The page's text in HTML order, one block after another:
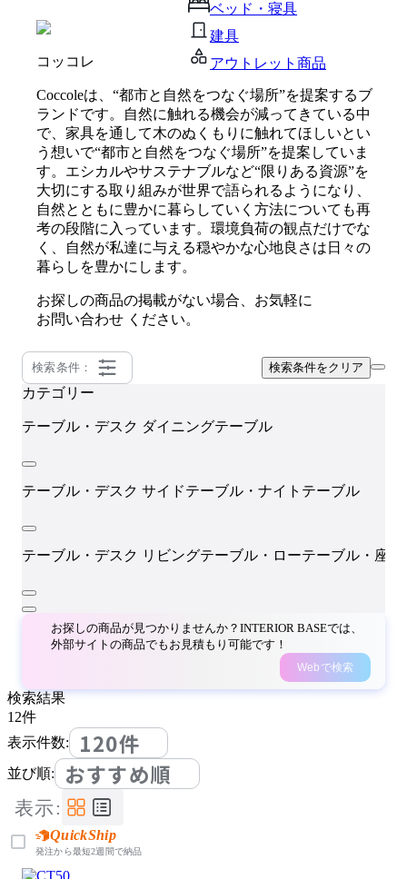
ベッド・寝具
建具
アウトレット商品
コッコレ
Coccoleは、“都市と自然をつなぐ場所”を提案するブ
ランドです。自然に触れる機会が減ってきている中
で、家具を通して木のぬくもりに触れてほしいとい
う想いで“都市と自然をつなぐ場所”を提案していま
す。エシカルやサステナブルなど“限りある資源”を
大切にする取り組みが世界で語られるようになり、
自然とともに豊かに暮らしていく方法についても再
考の段階に入っています。環境負荷の観点だけでな
く、自然が私達に与える穏やかな心地良さは日々の
暮らしを豊かにします。
お探しの商品の掲載がない場合、お気軽に
お問い合わせ ください。
検索条件： 検索条件をクリア
カテゴリー
テーブル・デスク ダイニングテーブル
テーブル・デスク サイドテーブル・ナイトテーブル
テーブル・デスク リビングテーブル・ローテーブル・座卓
お探しの商品が見つかりませんか？INTERIOR BASEでは、
外部サイトの商品でもお見積もり可能です！
Webで検索
検索結果
12件
表示件数:
120件
並び順: おすすめ順
表示:
QuickShip
発注から最短2週間で納品